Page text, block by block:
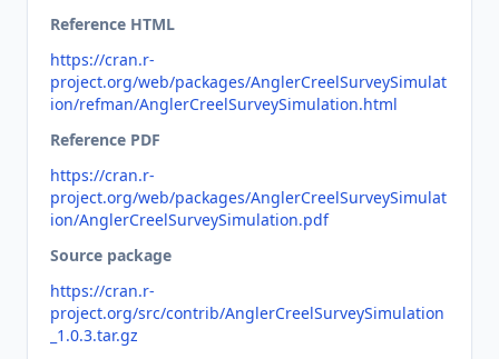
Reference HTML
https://cran.r-
project.org/web/packages/AnglerCreelSurveySimulat
ion/refman/AnglerCreelSurveySimulation.html
Reference PDF
https://cran.r-
project.org/web/packages/AnglerCreelSurveySimulat
ion/AnglerCreelSurveySimulation.pdf
Source package
https://cran.r-
project.org/src/contrib/AnglerCreelSurveySimulation
_1.0.3.tar.gz